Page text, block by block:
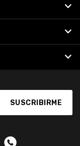
SUSCRIBIRME
